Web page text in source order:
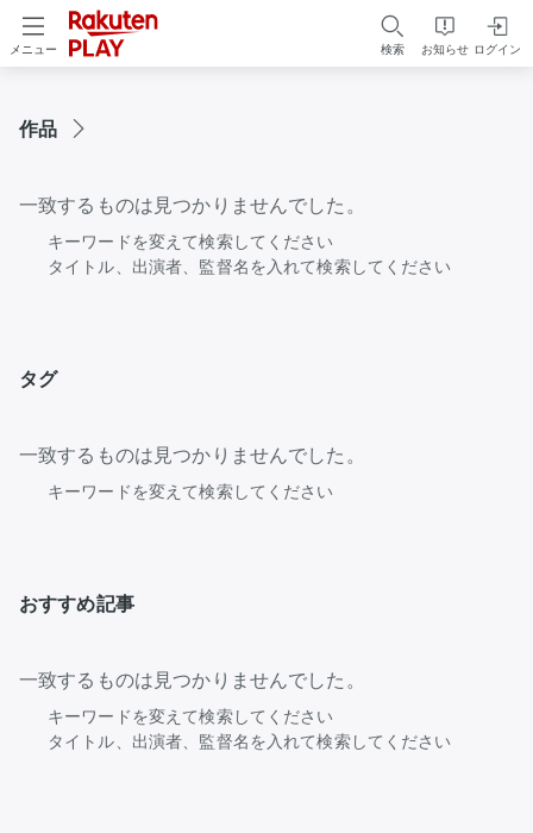
メニュー 検索 お知らせ ログイン
作品
一致するものは見つかりませんでした。
キーワードを変えて検索してください
タイトル、出演者、監督名を入れて検索してください
タグ
一致するものは見つかりませんでした。
キーワードを変えて検索してください
おすすめ記事
一致するものは見つかりませんでした。
キーワードを変えて検索してください
タイトル、出演者、監督名を入れて検索してください